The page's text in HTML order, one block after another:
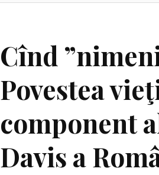
Cînd
Povestea
component
Davis a